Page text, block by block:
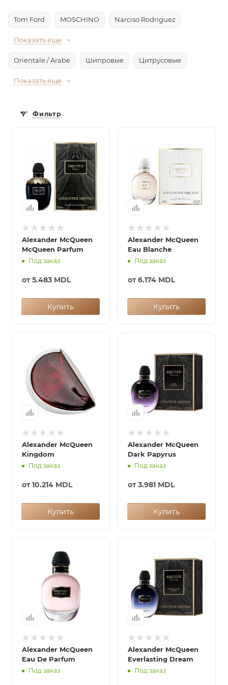
Tom Ford MOSCHINO Narciso Rodriguez
Показать еще
Orientale / Arabe Шипровые Цитрусовые
Показать еще
Фильтр
Alexander McQueen
McQueen Parfum
Под заказ
от5.483 MDL
Купить
Alexander McQueen
Eau Blanche
Под заказ
от6.174 MDL
Купить
Alexander McQueen
Kingdom
Под заказ
от10.214 MDL
Купить
Alexander McQueen
Dark Papyrus
Под заказ
от3.981 MDL
Купить
Alexander McQueen
Eau De Parfum
Под заказ
Alexander McQueen
Everlasting Dream
Под заказ